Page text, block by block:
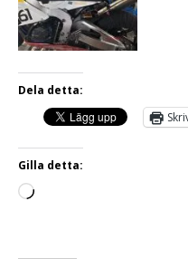
Dela detta:
Gilla detta: